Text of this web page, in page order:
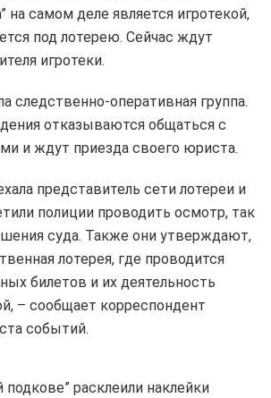
на самом деле является игротекой,
под лотерею. Сейчас ждут
игротеки.
следственно-оперативная группа.
отказываются общаться с
и ждут приезда своего юриста.
представитель сети лотереи и
полиции проводить осмотр, так
суда. Также они утверждают,
лотерея, где проводится
билетов и их деятельность
– сообщает корреспондент
событий.
подкове” расклеили наклейки